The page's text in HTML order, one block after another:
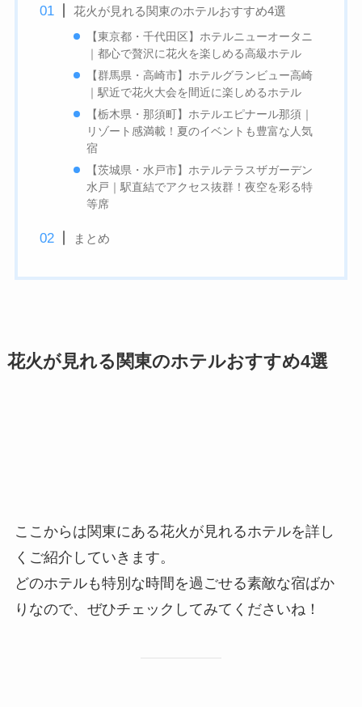
花火が見れる関東のホテルおすすめ4選
【東京都・千代田区】ホテルニューオータニ
｜都心で贅沢に花火を楽しめる高級ホテル
【群馬県・高崎市】ホテルグランビュー高崎
｜駅近で花火大会を間近に楽しめるホテル
【栃木県・那須町】ホテルエピナール那須｜
リゾート感満載！夏のイベントも豊富な人気
宿
【茨城県・水戸市】ホテルテラスザガーデン
水戸｜駅直結でアクセス抜群！夜空を彩る特
等席
まとめ
花火が見れる関東のホテルおすすめ4選
ここからは関東にある花火が見れるホテルを詳し
くご紹介していきます。
どのホテルも特別な時間を過ごせる素敵な宿ばか
りなので、ぜひチェックしてみてくださいね！